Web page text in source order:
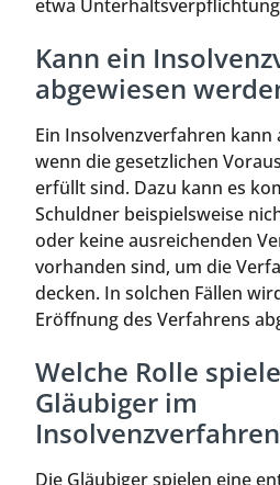
etwa
Kann ein
abgewiesen
Ein Insolvenzverfahren kann
wenn die gesetzlichen
erfüllt sind. Dazu kann es
Schuldner beispielsweise
oder keine ausreichenden
vorhanden sind, um die
decken. In solchen Fällen
Eröffnung des Verfahrens
Welche Rolle
Gläubiger im
Die Gläubiger spielen eine